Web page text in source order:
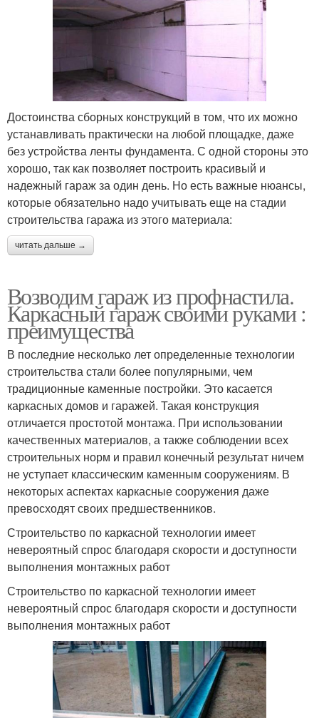
Достоинства сборных конструкций в том, что их можно
устанавливать практически на любой площадке, даже
без устройства ленты фундамента. С одной стороны это
хорошо, так как позволяет построить красивый и
надежный гараж за один день. Но есть важные нюансы,
которые обязательно надо учитывать еще на стадии
строительства гаража из этого материала:
читать дальше →
Возводим гараж из профнастила.
Каркасный гараж своими руками :
преимущества
В последние несколько лет определенные технологии
строительства стали более популярными, чем
традиционные каменные постройки. Это касается
каркасных домов и гаражей. Такая конструкция
отличается простотой монтажа. При использовании
качественных материалов, а также соблюдении всех
строительных норм и правил конечный результат ничем
не уступает классическим каменным сооружениям. В
некоторых аспектах каркасные сооружения даже
превосходят своих предшественников.
Строительство по каркасной технологии имеет
невероятный спрос благодаря скорости и доступности
выполнения монтажных работ
Строительство по каркасной технологии имеет
невероятный спрос благодаря скорости и доступности
выполнения монтажных работ